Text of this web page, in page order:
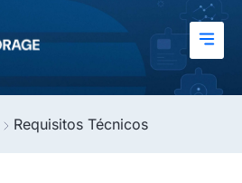
Requisitos Técnicos